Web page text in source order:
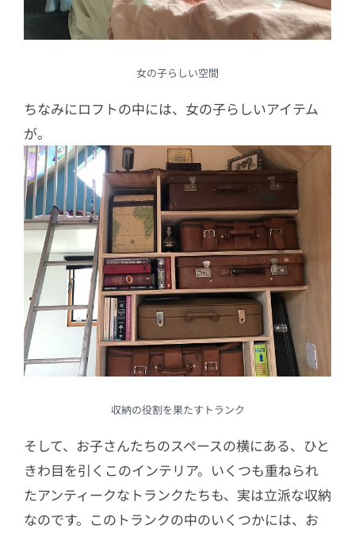
女の子らしい空間
ちなみにロフトの中には、女の子らしいアイテム
が。
収納の役割を果たすトランク
そして、お子さんたちのスペースの横にある、ひと
きわ目を引くこのインテリア。いくつも重ねられ
たアンティークなトランクたちも、実は立派な収納
なのです。このトランクの中のいくつかには、お